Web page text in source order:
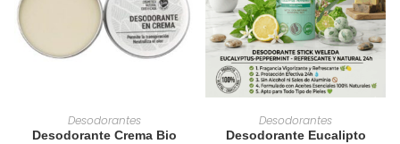
AÑADIR AL CARRITO
Desodorantes
Desodorante Crema Bio
AÑADIR AL CARRITO
Desodorantes
Desodorante Eucalipto